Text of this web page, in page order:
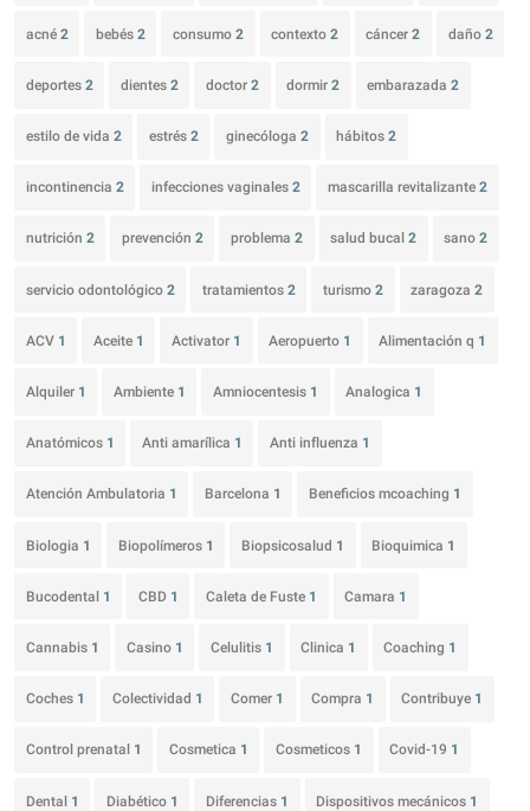
acné 2 bebés 2 consumo 2 contexto2 cáncer2 daño 2
deportes 2 dientes 2 doctor 2 dormir2 embarazada2
estilo de vida 2 estrés 2 ginecóloga 2 hábitos2
incontinencia 2 infecciones vaginales 2 mascarilla revitalizante 2
nutrición 2 prevención 2 problema 2 salud bucal2 sano2
servicio odontológico 2 tratamientos 2 turismo 2 zaragoza2
ACV 1 Aceite 1 Activator 1 Aeropuerto 1 Alimentación q 1
Alquiler 1 Ambiente 1 Amniocentesis 1 Analogica 1
Anatómicos 1 Anti amarílica 1 Anti influenza 1
Atención Ambulatoria 1 Barcelona 1 Beneficios mcoaching 1
Biologia 1 Biopolímeros 1 Biopsicosalud 1 Bioquimica 1
Bucodental 1 CBD 1 Caleta de Fuste 1 Camara 1
Cannabis 1 Casino 1 Celulitis 1 Clinica 1 Coaching 1
Coches 1 Colectividad 1 Comer 1 Compra 1 Contribuye 1
Control prenatal 1 Cosmetica 1 Cosmeticos 1 Covid-19 1
Dental 1 Diabético 1 Diferencias 1 Dispositivos mecánicos 1